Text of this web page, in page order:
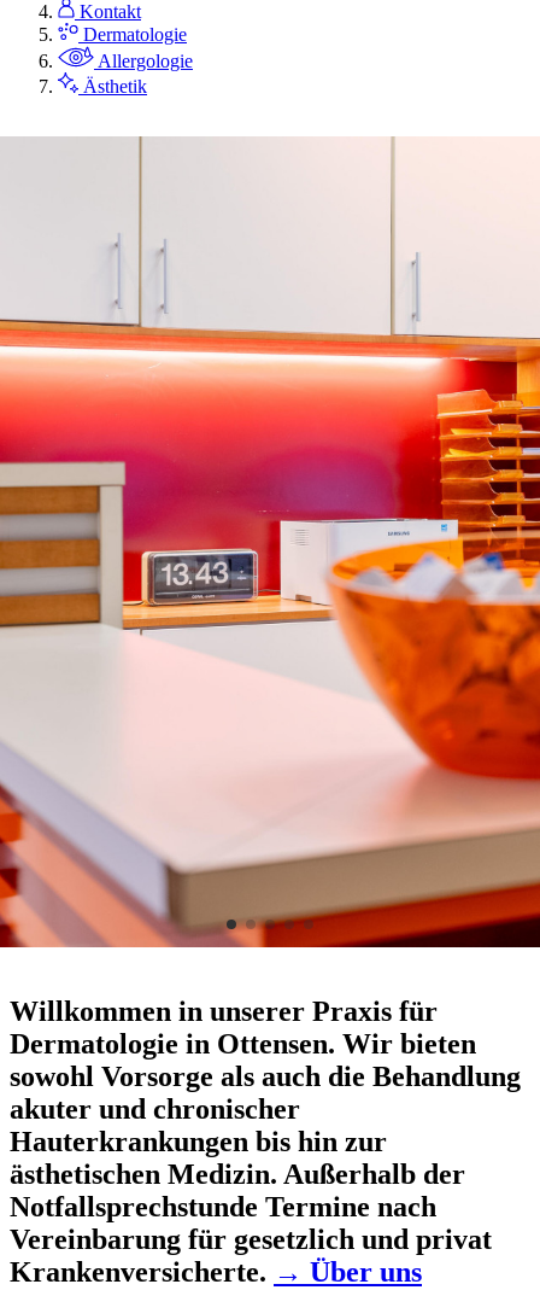
Kontakt
Dermatologie
Allergologie
Ästhetik
Willkommen in unserer Praxis für
Dermatologie in Ottensen. Wir bieten
sowohl Vorsorge als auch die Behandlung
akuter und chronischer
Hauterkrankungen bis hin zur
ästhetischen Medizin. Außerhalb der
Notfallsprechstunde Termine nach
Vereinbarung für gesetzlich und privat
Krankenversicherte. → Über uns